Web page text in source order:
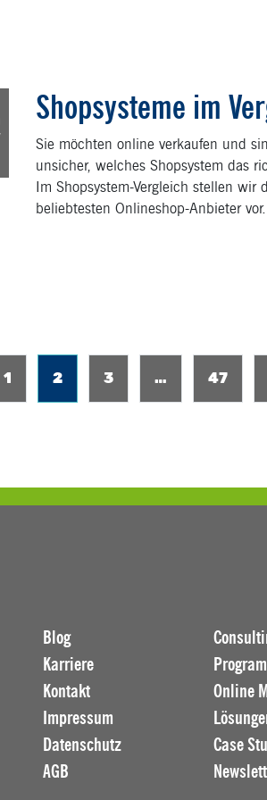
Shopsysteme im
Sie möchten online verkaufen und
unsicher, welches Shopsystem das
Im Shopsystem-Vergleich stellen wir
beliebtesten Onlineshop-Anbieter vor.
1 2 3
47
… 47
Blog
Karriere
Kontakt
Impressum
Datenschutz
AGB
Online
Case